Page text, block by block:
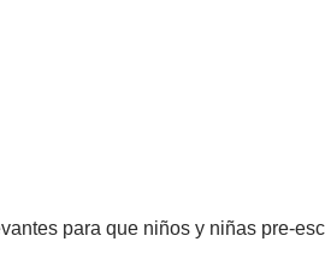
para que niños y niñas pre-